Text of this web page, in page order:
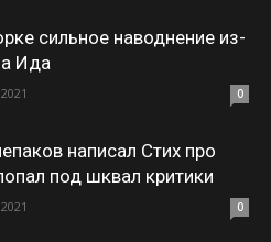
сильное наводнение из-
Ида
0
написал Стих про
под шквал критики
0